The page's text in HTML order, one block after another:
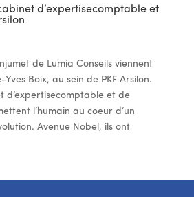
d’expertisecomptable et
de Lumia Conseils viennent
Boix, au sein de PKF Arsilon.
d’expertisecomptable et de
l’humain au coeur d’un
Avenue Nobel, ils ont